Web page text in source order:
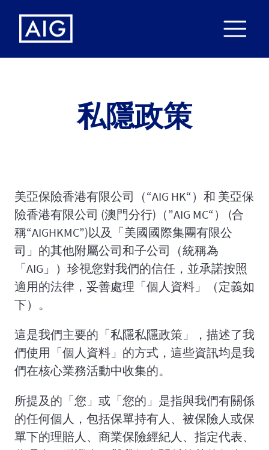
私隱政策
美亞保險香港有限公司（“AIG HK“）和 美亞保
險香港有限公司 (澳門分行)（”AIG MC“） (合
稱“AIGHKMC”)以及「美國國際集團有限公
司」的其他附屬公司和子公司（統稱為
「AIG」）珍視您對我們的信任，並承諾按照
適用的法律，妥善處理「個人資料」（定義如
下）。
這是我們主要的「私隱私隱政策」，描述了我
們使用「個人資料」的方式，這些資訊均是我
們在核心業務活動中收集的。
所提及的「您」或「您的」是指與我們有關係
的任何個人，包括保單持有人、被保險人或保
單下的理賠人、商業保險經紀人、指定代表、